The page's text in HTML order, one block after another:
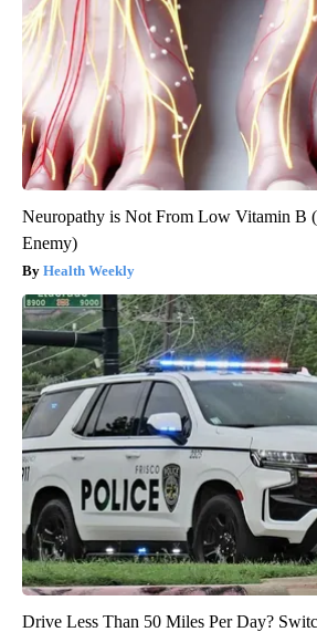
Neuropathy is Not From Low Vitamin B
Enemy)
Health Weekly
Drive Less Than 50 Miles Per Day?